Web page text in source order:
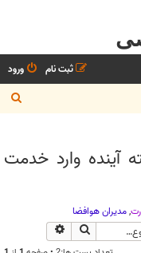
ورود
ثبت نام
س
ج
آینده وارد خدمت
,مديران هوافضا
جستجو